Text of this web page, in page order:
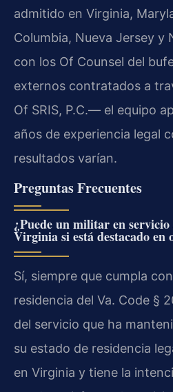
admitido en Virginia,
Columbia, Nueva Jersey y
con los Of Counsel del
externos contratados a
Of SRIS, P.C.— el equipo
años de experiencia legal
resultados varían.
Preguntas Frecuentes
¿Puede un militar en
Virginia si está destacado en
Sí, siempre que cumpla
residencia del Va. Code §
del servicio que ha
su estado de residencia
en Virginia y tiene la